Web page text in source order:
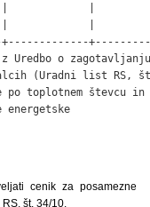
|             |
Uredbo o zagotavljanju
(Uradni list RS,
po toplotnem števcu in
energetske
cenik za posamezne
št. 34/10.